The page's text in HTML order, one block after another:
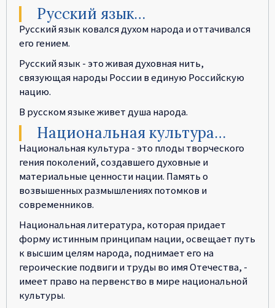
Русский язык…
Русский язык ковался духом народа и оттачивался
его гением.
Русский язык - это живая духовная нить,
связующая народы России в единую Российскую
нацию.
В русском языке живет душа народа.
Национальная культура…
Национальная культура - это плоды творческого
гения поколений, создавшего духовные и
материальные ценности нации. Память о
возвышенных размышлениях потомков и
современников.
Национальная литература, которая придает
форму истинным принципам нации, освещает путь
к высшим целям народа, поднимает его на
героические подвиги и труды во имя Отечества, -
имеет право на первенство в мире национальной
культуры.